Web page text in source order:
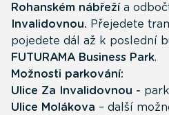
Rohanském nábřežía
Invalidovnou. Přejedete
pojedete dál až k poslední
FUTURAMA Business Park.
Možnosti parkování:
Ulice Za Invalidovnou -
Ulice Molákova – další